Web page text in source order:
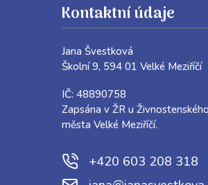
Kontaktní údaje
Jana Švestková
Školní 9, 594 01 Velké
IČ: 48890758
Zapsána v ŽR u
města Velké Meziříčí.
+420 603 208 318